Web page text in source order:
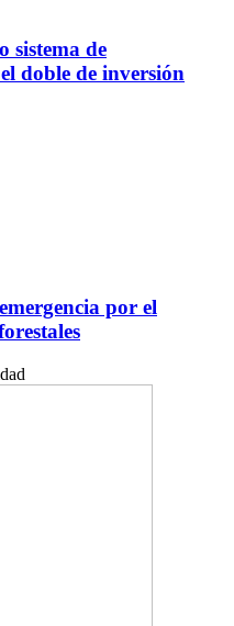
sistema de
doble de inversión
por el